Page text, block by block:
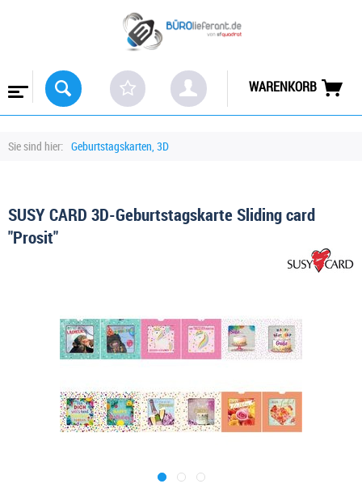
WARENKORB
Sie sind hier: Geburtstagskarten, 3D
SUSY CARD 3D-Geburtstagskarte Sliding card
"Prosit"